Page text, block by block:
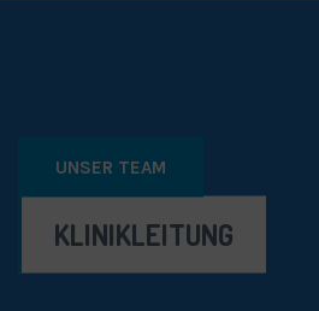
UNSER TEAM
KLINIKLEITUNG